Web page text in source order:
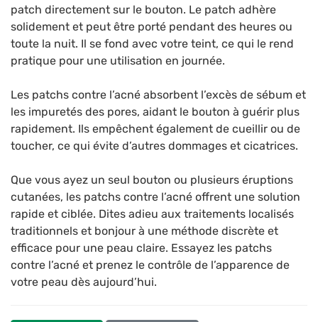
patch directement sur le bouton. Le patch adhère
solidement et peut être porté pendant des heures ou
toute la nuit. Il se fond avec votre teint, ce qui le rend
pratique pour une utilisation en journée.
Les patchs contre l’acné absorbent l’excès de sébum et
les impuretés des pores, aidant le bouton à guérir plus
rapidement. Ils empêchent également de cueillir ou de
toucher, ce qui évite d’autres dommages et cicatrices.
Que vous ayez un seul bouton ou plusieurs éruptions
cutanées, les patchs contre l’acné offrent une solution
rapide et ciblée. Dites adieu aux traitements localisés
traditionnels et bonjour à une méthode discrète et
efficace pour une peau claire. Essayez les patchs
contre l’acné et prenez le contrôle de l’apparence de
votre peau dès aujourd’hui.